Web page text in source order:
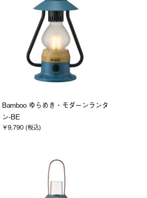
Bamboo ゆらめき・モダーンランタ
ン-BE
￥9,790 (税込)